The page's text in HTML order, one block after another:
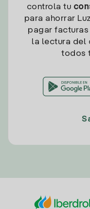
controla tu
para ahorrar
pagar facturas
la lectura del
todos